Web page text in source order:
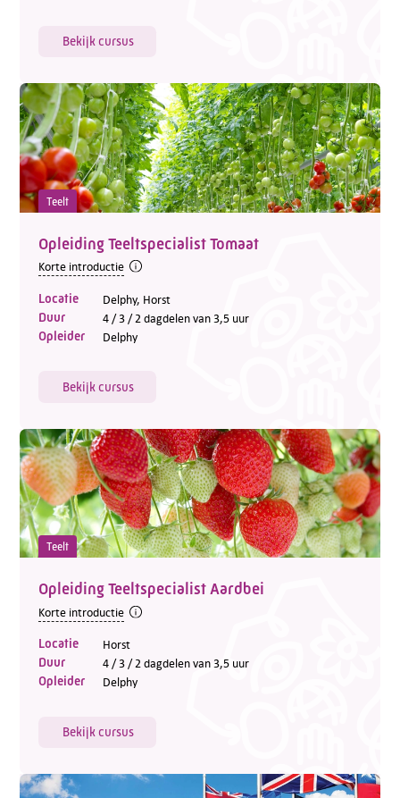
Bekijk cursus
Teelt
Opleiding Teeltspecialist Tomaat
Korte introductie
Locatie Delphy, Horst
Duur 4 / 3 / 2 dagdelen van 3,5 uur
Opleider Delphy
Bekijk cursus
Teelt
Opleiding Teeltspecialist Aardbei
Korte introductie
Locatie Horst
Duur 4 / 3 / 2 dagdelen van 3,5 uur
Opleider Delphy
Bekijk cursus